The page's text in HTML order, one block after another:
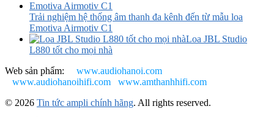
Trải nghiệm hệ thống âm thanh đa kênh đến từ mẫu loa
Emotiva Airmotiv C1
Loa JBL Studio
L880 tốt cho mọi nhà
Web sản phẩm: www.audiohanoi.com
www.audiohanoihifi.com
www.amthanhhifi.com
© 2026 Tin tức ampli chính hãng. All rights reserved.